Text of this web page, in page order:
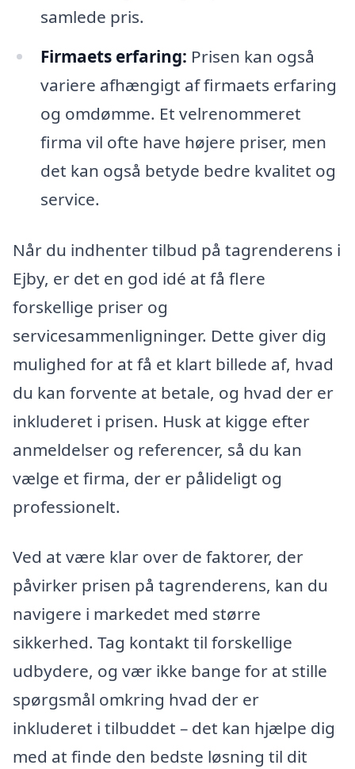
samlede pris.
Firmaets erfaring: Prisen kan også
variere afhængigt af firmaets erfaring
og omdømme. Et velrenommeret
firma vil ofte have højere priser, men
det kan også betyde bedre kvalitet og
service.
Når du indhenter tilbud på tagrenderens i
Ejby, er det en god idé at få flere
forskellige priser og
servicesammenligninger. Dette giver dig
mulighed for at få et klart billede af, hvad
du kan forvente at betale, og hvad der er
inkluderet i prisen. Husk at kigge efter
anmeldelser og referencer, så du kan
vælge et firma, der er pålideligt og
professionelt.
Ved at være klar over de faktorer, der
påvirker prisen på tagrenderens, kan du
navigere i markedet med større
sikkerhed. Tag kontakt til forskellige
udbydere, og vær ikke bange for at stille
spørgsmål omkring hvad der er
inkluderet i tilbuddet – det kan hjælpe dig
med at finde den bedste løsning til dit